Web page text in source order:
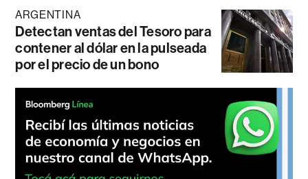
ARGENTINA
Detectan ventas del Tesoro para
contener al dólar en la pulseada
por el precio de un bono